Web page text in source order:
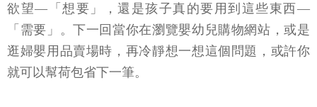
欲望—「想要」，還是孩子真的要用到這些東西—
「需要」。下一回當你在瀏覽嬰幼兒購物網站，或是
逛婦嬰用品賣場時，再冷靜想一想這個問題，或許你
就可以幫荷包省下一筆。